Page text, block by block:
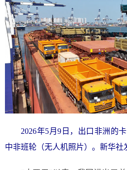
2026年5月9日，出口非洲的
中非班轮（无人机照片）。新华社